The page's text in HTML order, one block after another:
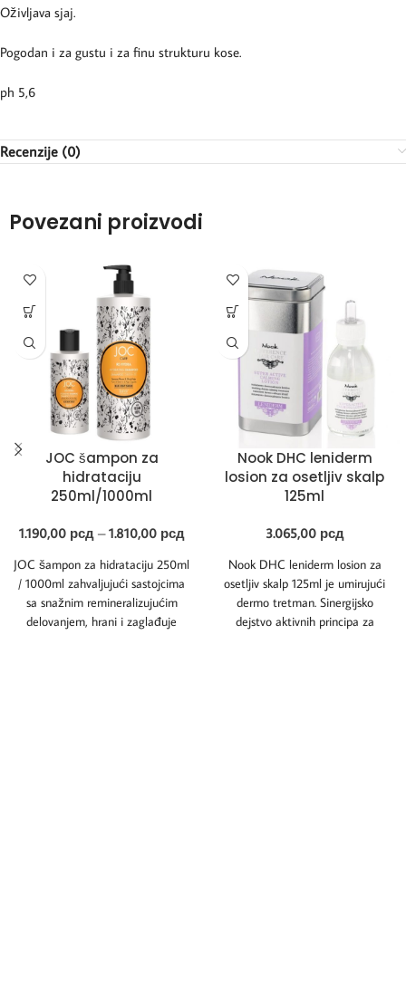
Oživljava sjaj.
Pogodan i za gustu i za finu strukturu kose.
ph 5,6
Recenzije (0)
Povezani proizvodi
JOC šampon za
hidrataciju
250ml/1000ml
1.190,00 рсд – 1.810,00 рсд
JOC šampon za hidrataciju 250ml
/ 1000ml zahvaljujući sastojcima
sa snažnim remineralizujućim
delovanjem, hrani i zaglađuje
Nook DHC leniderm
losion za osetljiv skalp
125ml
3.065,00 рсд
Nook DHC leniderm losion za
osetljiv skalp 125ml je umirujući
dermo tretman. Sinergijsko
dejstvo aktivnih principa za